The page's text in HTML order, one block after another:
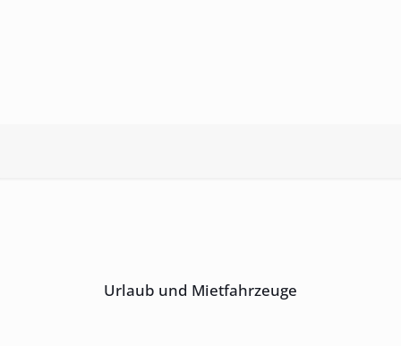
Urlaub und Mietfahrzeuge